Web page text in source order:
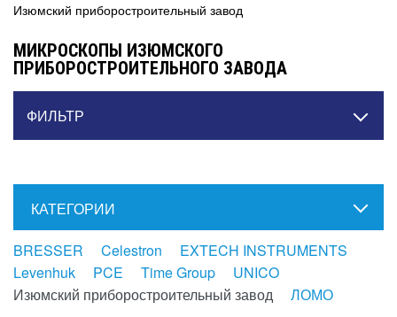
Изюмский приборостроительный завод
МИКРОСКОПЫ ИЗЮМСКОГО
ПРИБОРОСТРОИТЕЛЬНОГО ЗАВОДА
ФИЛЬТР
КАТЕГОРИИ
BRESSER Celestron
EXTECH INSTRUMENTS
Levenhuk
PCE Time Group
UNICO
Изюмский приборостроительный завод
ЛОМО